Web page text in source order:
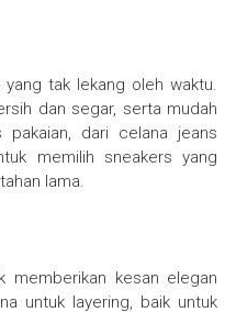
tak lekang oleh waktu.
dan segar, serta mudah
pakaian, dari celana jeans
memilih sneakers yang
lama.
memberikan kesan elegan
untuk layering, baik untuk